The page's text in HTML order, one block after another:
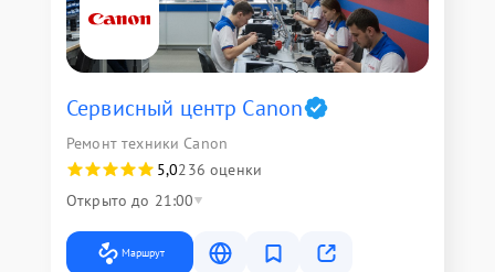
Сервисный центр Canon
Ремонт техники Canon
5,0236 оценки
Открыто до 21:00
Маршрут